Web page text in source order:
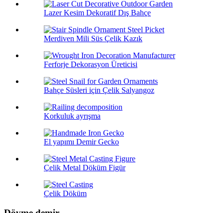
Lazer Kesim Dekoratif Dış Bahçe
Merdiven Mili Süs Çelik Kazık
Ferforje Dekorasyon Üreticisi
Bahçe Süsleri için Çelik Salyangoz
Korkuluk ayrışma
El yapımı Demir Gecko
Çelik Metal Döküm Figür
Çelik Döküm